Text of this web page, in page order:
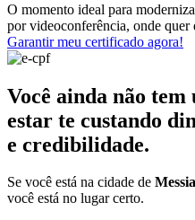
O momento ideal para
por videoconferência, onde quer
Garantir meu certificado agora!
Você ainda não tem
estar te custando
e credibilidade.
Se você está na cidade de
você está no lugar certo.